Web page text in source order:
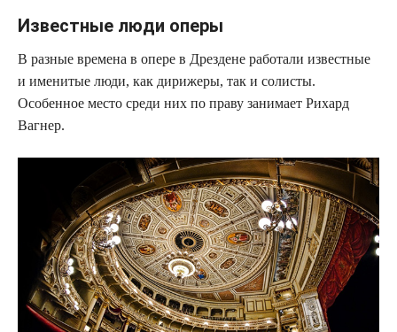
Известные люди оперы
В разные времена в опере в Дрездене работали известные
и именитые люди, как дирижеры, так и солисты.
Особенное место среди них по праву занимает Рихард
Вагнер.